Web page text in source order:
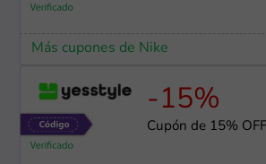
Más cupones de Nike
-15%
Cupón de 15%